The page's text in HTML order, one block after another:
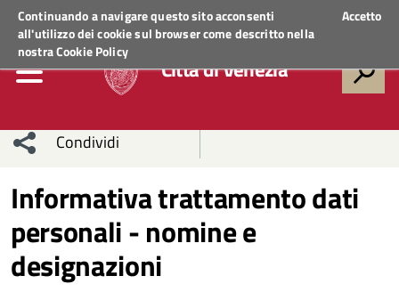
Continuando a navigare questo sito acconsenti
all'utilizzo dei cookie sul browser come descritto nella
nostraCookie Policy
Accetto
Regione VenetoACCEDI AI SERVIZI
Città di Venezia
Condividi
sui social
network
Condividi
Condividi
su
Facebook
Condividi
Condividi
Informativa trattamento dati
personali - nomine e
designazioni